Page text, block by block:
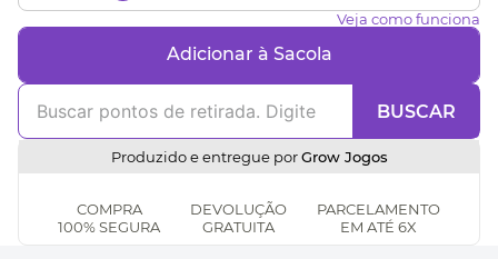
Veja como funciona
Adicionar à Sacola
BUSCAR
Produzido e entregue por Grow Jogos
COMPRA
100% SEGURA
DEVOLUÇÃO
GRATUITA
PARCELAMENTO
EM ATÉ 6X